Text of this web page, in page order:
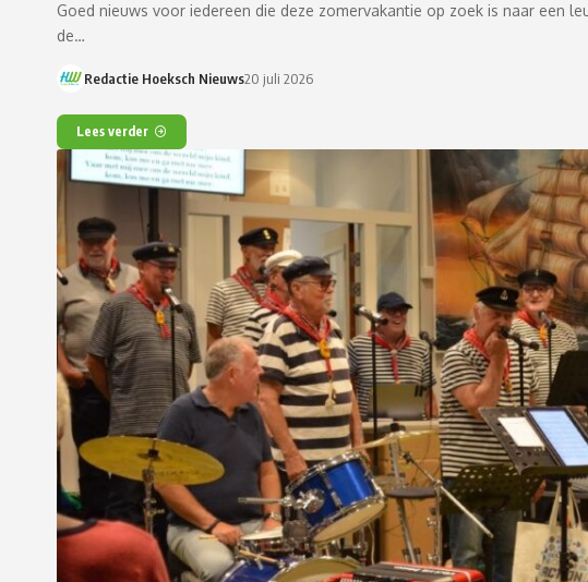
Goed nieuws voor iedereen die deze zomervakantie op zoek is naar een
de…
Redactie Hoeksch Nieuws20 juli 2026
Lees verder